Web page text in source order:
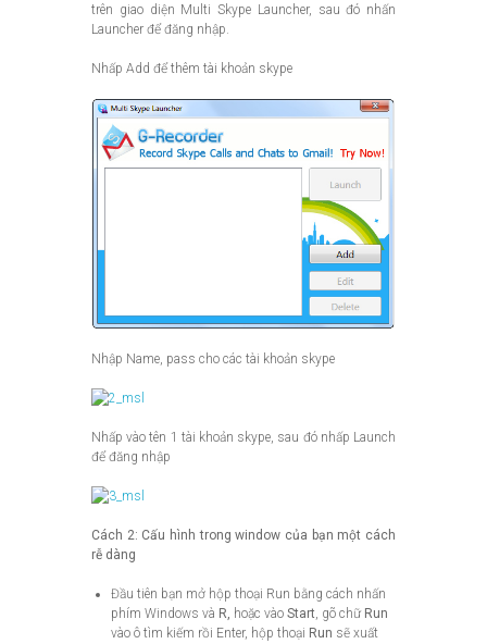
trên giao diện Multi Skype Launcher, sau đó nhấn
Launcher để đăng nhập.
Nhấp Add để thêm tài khoản skype
Nhập Name, pass cho các tài khoản skype
Nhấp vào tên 1 tài khoản skype, sau đó nhấp Launch
để đăng nhập
Cách 2: Cấu hình trong window của bạn một cách
rễ dàng
Đầu tiên bạn mở hộp thoại Run bằng cách nhấn
phím Windows và R, hoặc vào Start, gõ chữRun
vào ô tìm kiếm rồi Enter, hộp thoại Run sẽ xuất